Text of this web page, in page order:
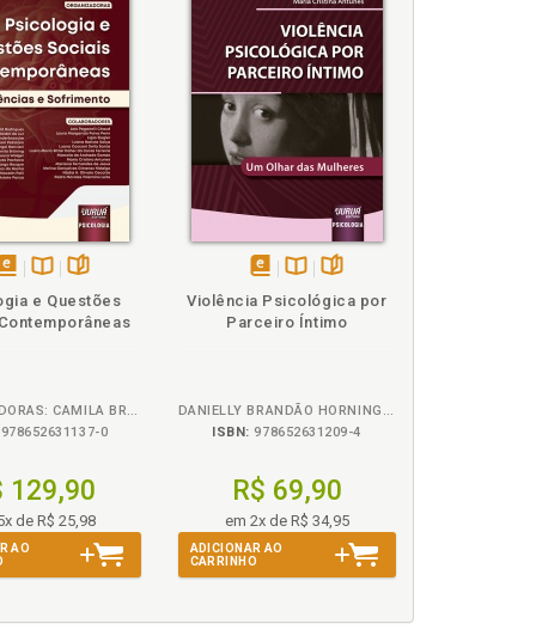
e os campos de concentração na
a potência?, p. 99
59
pobre e seus efeitos, p. 57
em
Disponível
B.V.
páginas
e Questões
ORGANIZADORAS: CAMILA BRÜNING, GISLEI MOCELIN POLLI
978652631137-0
129,90
de R$ 25,98
AO
disponívelDisponível
na
Violência Psicológica por
Parceiro Íntimo
DANIELLY BRANDÃO HORNING MAROCKI, MARIA CRISTINA ANTUNES
ISBN: 978652631209-4
R$ 69,90
em 2x de R$ 34,95
ADICIONAR AO
CARRINHO